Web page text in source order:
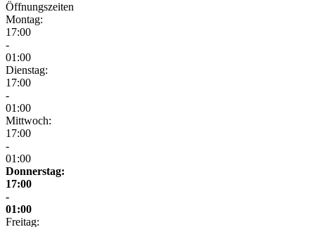
Öffnungszeiten
Montag:
17:00
-
01:00
Dienstag:
17:00
-
01:00
Mittwoch:
17:00
-
01:00
Donnerstag:
17:00
-
01:00
Freitag: